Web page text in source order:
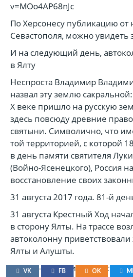
v=MOo4AP68nJc
По Херсонесу публикацию
Севастополя, можно увидеть
И на следующий день,
в Ялту
Неспроста Владимир
назвал эту землю
Х веке пришло на русскую
здесь повсюду древние
святыни. Символично, что
той территорией, с которой
в день памяти святителя
(Войно-Ясенецкого), Россия
восстановление своих
31 августа 2017 года. 81-й
31 августа Крестный Ход
в сторону Ялты. На трассе
автоколонну
Ялты и Алушты.
Среди них были и
VK FB OK